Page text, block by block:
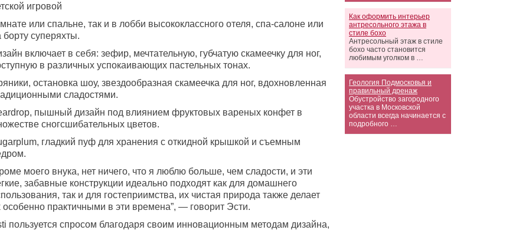
Как оформить интерьер
антресольного этажа в
стиле бохо
Антресольный этаж в стиле
бохо часто становится
любимым уголком в …
Геология Подмосковья и
правильный дренаж
Обустройство загородного
участка в Московской
области всегда начинается с
подробного …
игровой
или спальне, так и в лобби высококлассного отеля, спа-салоне или
борту суперяхты.
включает в себя: зефир, мечтательную, губчатую скамеечку для ног,
в различных успокаивающих пастельных тонах.
остановка шоу, звездообразная скамеечка для ног, вдохновленная
сладостями.
пышный дизайн под влиянием фруктовых вареных конфет в
сногсшибательных цветов.
гладкий пуф для хранения с откидной крышкой и съемным
моего внука, нет ничего, что я люблю больше, чем сладости, и эти
забавные конструкции идеально подходят как для домашнего
так и для гостеприимства, их чистая природа также делает
особенно практичными в эти времена”, — говорит Эсти.
пользуется спросом благодаря своим инновационным методам дизайна,